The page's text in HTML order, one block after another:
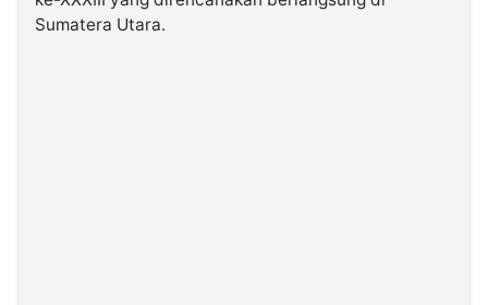
Sumatera Utara.